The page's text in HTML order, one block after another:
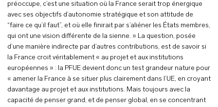
préoccupe, c’est une situation où la France serait trop énergique
avec ses objectifs d’autonomie stratégique et son attitude de
“faire ce qu’il faut”, et où elle finirait par s’aliéner les États membres,
qui ont une vision différente de la sienne. » La question, posée
d’une manière indirecte par d’autres contributions, est de savoir si
la France croit véritablement « au projet et aux institutions
européennes » : la PFUE devient donc un test grandeur nature pour
« amener la France à se situer plus clairement dans l’UE, en croyant
davantage au projet et aux institutions. Mais toujours avec la
capacité de penser grand, et de penser global, en se concentrant